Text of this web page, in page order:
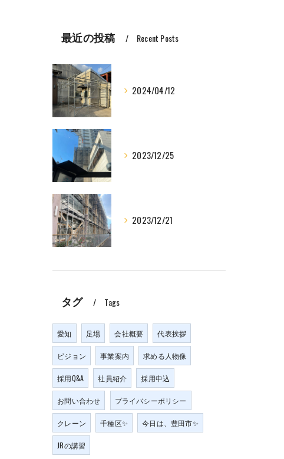
最近の投稿 Recent Posts
2024/04/12
2023/12/25
2023/12/21
タグ Tags
愛知 足場 会社概要 代表挨拶
ビジョン 事業案内 求める人物像
採用Q&A 社員紹介 採用申込
お問い合わせ プライバシーポリシー
クレーン 千種区✨ 今日は、豊田市✨
JRの講習